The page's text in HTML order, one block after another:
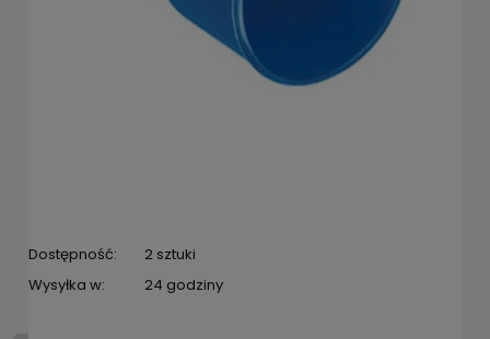
Dostępność:
2 sztuki
Wysyłka w:
24 godziny